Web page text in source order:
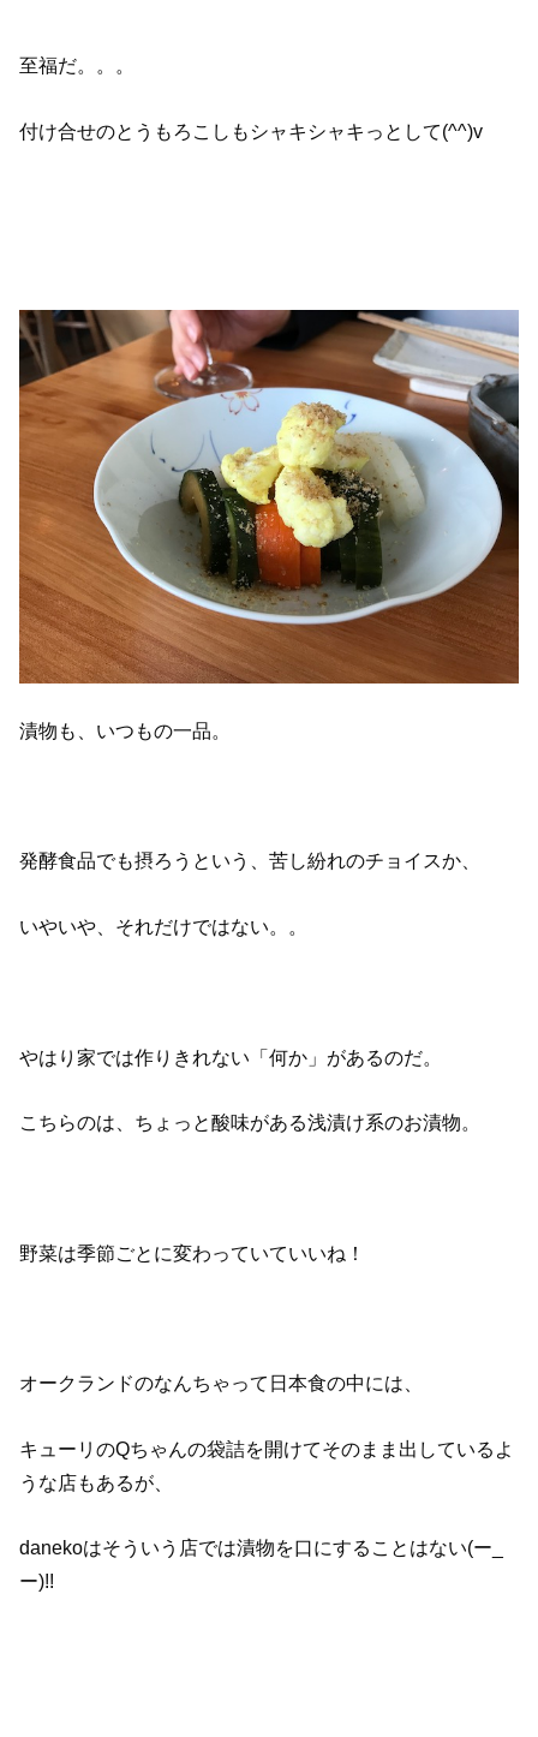
至福だ。。。
付け合せのとうもろこしもシャキシャキっとして(^^)v
漬物も、いつもの一品。
発酵食品でも摂ろうという、苦し紛れのチョイスか、
いやいや、それだけではない。。
やはり家では作りきれない「何か」があるのだ。
こちらのは、ちょっと酸味がある浅漬け系のお漬物。
野菜は季節ごとに変わっていていいね！
オークランドのなんちゃって日本食の中には、
キューリのQちゃんの袋詰を開けてそのまま出しているよ
うな店もあるが、
danekoはそういう店では漬物を口にすることはない(ー_
ー)!!